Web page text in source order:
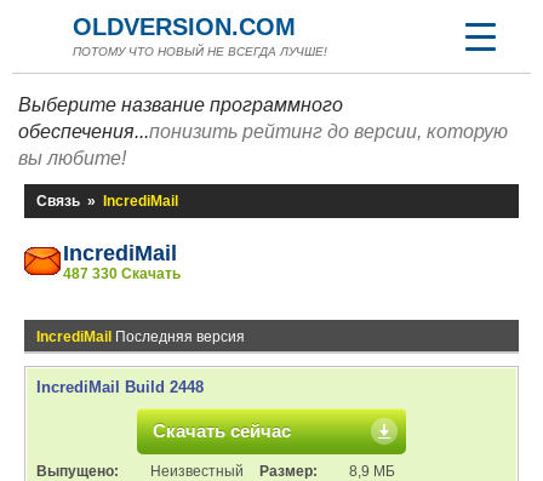
OLDVERSION.COM
ПОТОМУ ЧТО НОВЫЙ НЕ ВСЕГДА ЛУЧШЕ!
Выберите название программного
обеспечения...понизить рейтинг до версии, которую
вы любите!
Связь » IncrediMail
IncrediMail
487 330 Скачать
IncrediMail Последняя версия
IncrediMail Build 2448
Скачать сейчас
Выпущено: Неизвестный Размер:
8,9 МБ